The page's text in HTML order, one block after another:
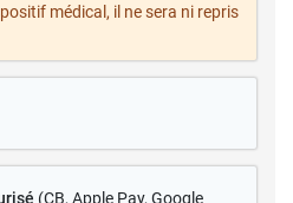
médical, il ne sera ni repris
(CB, Apple Pay, Google